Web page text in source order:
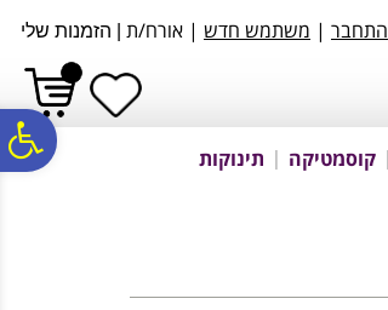
נגישות
אתר
המרכזי
התחבר | משתמש חדש | אורח/ת הזמנות שלי
קוסמטיקה תינוקות